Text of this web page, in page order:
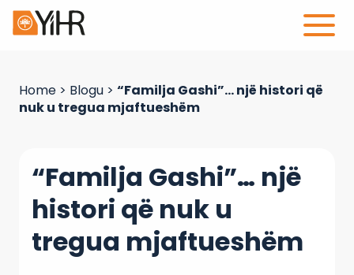
Home > Blogu > “Familja Gashi”… një histori që
nuk u tregua mjaftueshëm
“Familja Gashi”… një
histori që nuk u
tregua mjaftueshëm